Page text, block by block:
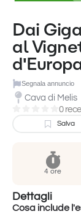
Dai
al
Segnala annuncio
Cava di Melis
0
Salva
4 ore
Dettagli
Cosa include